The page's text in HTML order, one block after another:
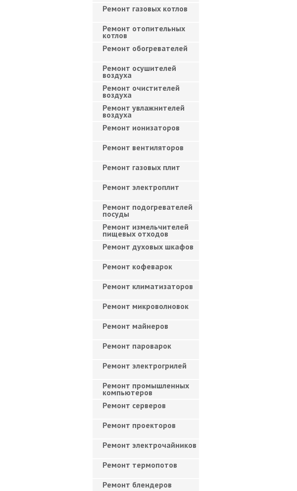
Ремонт газовых котлов
Ремонт отопительных
котлов
Ремонт обогревателей
Ремонт осушителей
воздуха
Ремонт очистителей
воздуха
Ремонт увлажнителей
воздуха
Ремонт ионизаторов
Ремонт вентиляторов
Ремонт газовых плит
Ремонт электроплит
Ремонт подогревателей
посуды
Ремонт измельчителей
пищевых отходов
Ремонт духовых шкафов
Ремонт кофеварок
Ремонт климатизаторов
Ремонт микроволновок
Ремонт майнеров
Ремонт пароварок
Ремонт электрогрилей
Ремонт промышленных
компьютеров
Ремонт серверов
Ремонт проекторов
Ремонт электрочайников
Ремонт термопотов
Ремонт блендеров